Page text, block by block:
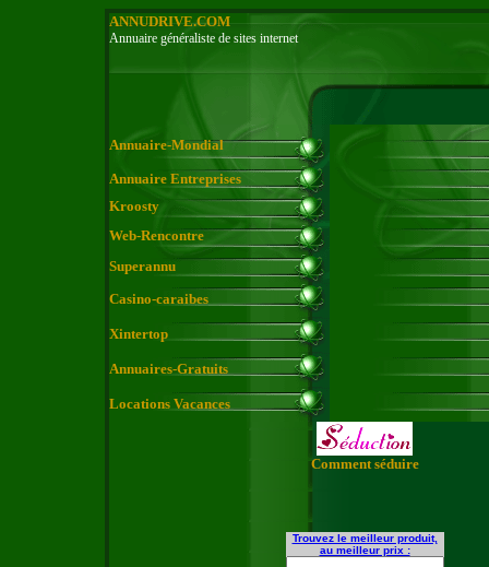
ANNUDRIVE.COM
Annuaire généraliste de sites internet
Annuaire-Mondial
Annuaire Entreprises
Kroosty
Web-Rencontre
Superannu
Casino-caraibes
Xintertop
Annuaires-Gratuits
Locations Vacances
Comment séduire
Trouvez le meilleur produit,
au meilleur prix :